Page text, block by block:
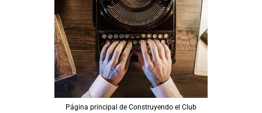
Página principal de Construyendo el Club